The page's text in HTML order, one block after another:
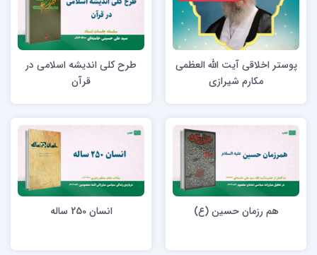
پوستر اخلاقی آیت الله العظمی
مکارم شیرازی
طرح کلی اندیشه اسلامی در
قرآن
هم رزمان حسین (ع) انسان 250 ساله